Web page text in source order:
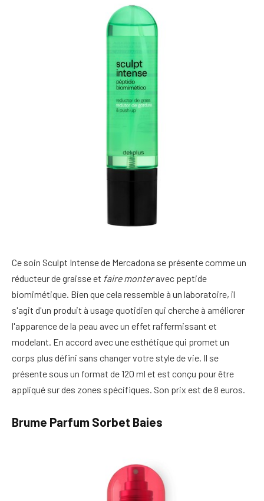
Ce soin Sculpt Intense de Mercadona se présente comme un
réducteur de graisse et faire monteravec peptide
biomimétique. Bien que cela ressemble à un laboratoire, il
s'agit d'un produit à usage quotidien qui cherche à améliorer
l'apparence de la peau avec un effet raffermissant et
modelant. En accord avec une esthétique qui promet un
corps plus défini sans changer votre style de vie. Il se
présente sous un format de 120 ml et est conçu pour être
appliqué sur des zones spécifiques. Son prix est de 8 euros.
Brume Parfum Sorbet Baies